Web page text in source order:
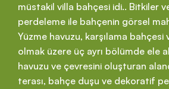
müstakil villa bahçesi idi.. Bitkiler
perdeleme ile bahçenin görsel
Yüzme havuzu, karşılama
olmak üzere üç ayrı bölümde ele
havuzu ve çevresini oluşturan
terası, bahçe duşu ve dekoratif